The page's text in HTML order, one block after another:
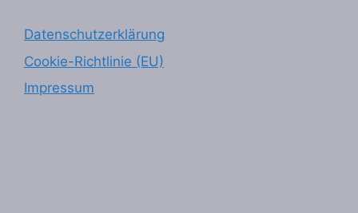
Datenschutzerklärung
Cookie-Richtlinie (EU)
Impressum